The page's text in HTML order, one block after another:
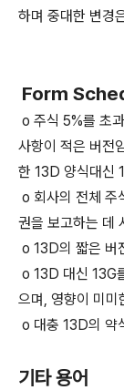
하며 중대한 변경
Form
o 주식 5%를 초
사항이 적은 버전
한 13D 양식대신
o 회사의 전체 주
권을 보고하는 데
o 13D의 짧은 버
o 13D 대신 13G
으며, 영향이 미미
o 대충 13D의 약
기타 용어